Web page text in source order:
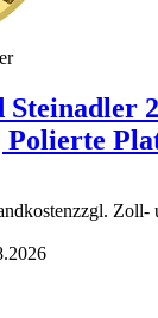
Steinadler
Polierte
zzgl. Zoll-